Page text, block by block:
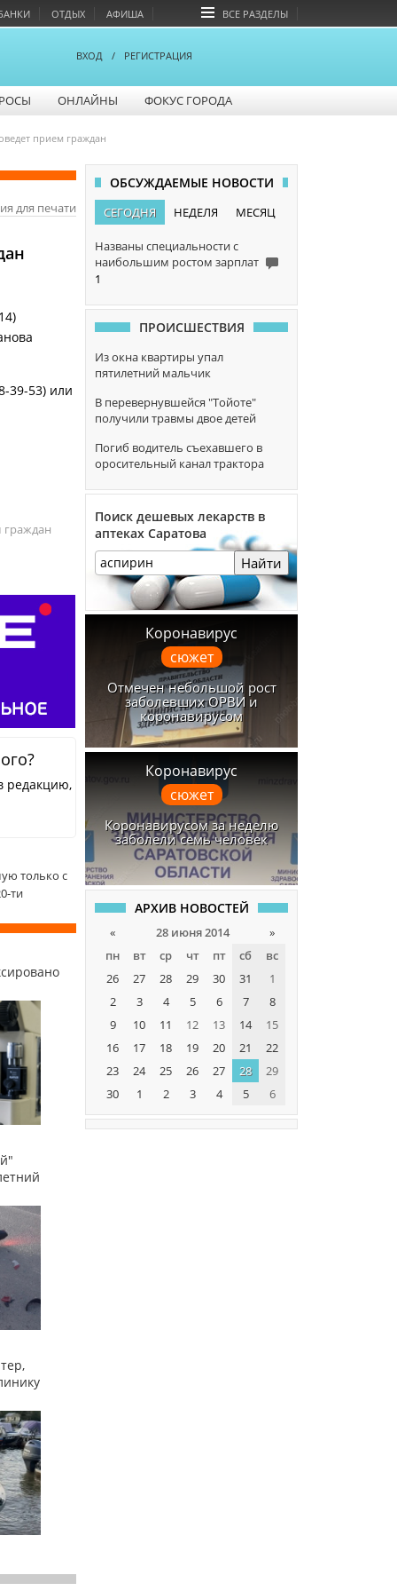
ОТДЫХ АФИША ВСЕ РАЗДЕЛЫ
ВХОД / РЕГИСТРАЦИЯ
ОНЛАЙНЫ ФОКУС ГОРОДА
прием граждан
для печати
39-53) или
граждан
редакцию,
только с
ти
ОБСУЖДАЕМЫЕ НОВОСТИ
СЕГОДНЯ НЕДЕЛЯ МЕСЯЦ
Названы специальности с
наибольшим ростом зарплат
1
ПРОИСШЕСТВИЯ
Из окна квартиры упал
пятилетний мальчик
В перевернувшейся "Тойоте"
получили травмы двое детей
Погиб водитель съехавшего в
оросительный канал трактора
Поиск дешевых лекарств в
аптеках Саратова
Найти
Коронавирус
сюжет
Отмечен небольшой рост
заболевших ОРВИ и
коронавирусом
Коронавирус
сюжет
Коронавирусом за неделю
заболели семь человек
АРХИВ НОВОСТЕЙ
« 28 июня 2014
»
пн
вт ср чт пт сб
вс
26
27 28 29 30 31
1
2
3 4 5 6 7
8
9
10 11 12 13 14
15
16
17 18 19 20 21
22
23
24 25 26 27 28
29
30
1 2 3 4 5 6